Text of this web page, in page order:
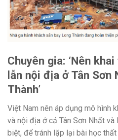
Chuyên gia: ‘Nên
lẫn nội địa ở Tân Sơn
Thành’
Việt Nam nên áp dụng mô hình
và nội địa ở cả Tân Sơn Nhất và
biệt, để tránh lặp lại bài học